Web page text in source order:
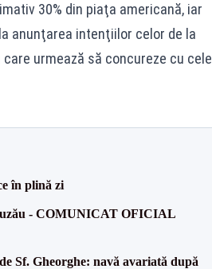
30% din piaţa americană, iar
anunţarea intenţiilor celor de la
urmează să concureze cu cele
în plină zi
- COMUNICAT OFICIAL
Sf. Gheorghe: navă avariată după